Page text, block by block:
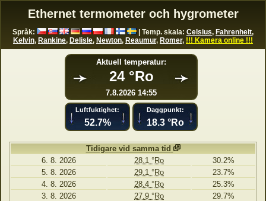
Ethernet termometer och hygrometer
Språk: | Temp. skala: Celsius, Fahrenheit,
Kelvin, Rankine, Delisle, Newton, Reaumur, Romer, !!! Kamera online !!!
Tidigare vid samma tid
6. 8. 2026
28.1 °Ro
30.2%
5. 8. 2026
29.1 °Ro
23.7%
4. 8. 2026
28.4 °Ro
25.3%
3. 8. 2026
27.9 °Ro
29.7%
Aktuell temperatur:
24 °Ro
7.8.2026 14:55
Luftfuktighet:
52.7%
Daggpunkt:
18.3 °Ro